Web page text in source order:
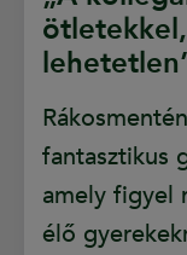
fantasztikus
amely figyel
élő